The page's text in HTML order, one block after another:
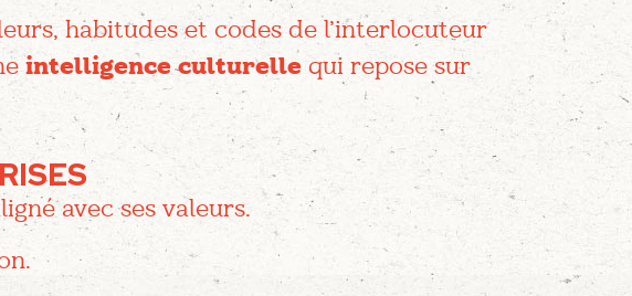
habitudes et codes de l’interlocuteur
intelligence culturelle qui repose sur
avec ses valeurs.